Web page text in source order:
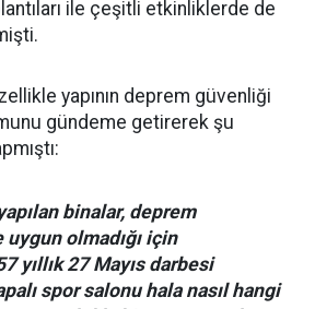
ile çeşitli etkinliklerde de
yapının deprem güvenliği
gündeme getirerek şu
binalar, deprem
olmadığı için
yıllık 27 Mayıs darbesi
spor salonu hala nasıl hangi